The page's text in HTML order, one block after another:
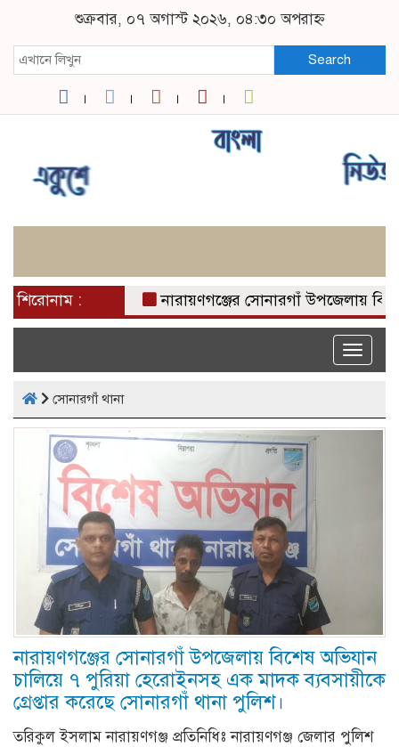
শুক্রবার, ০৭ অগাস্ট ২০২৬, ০৪:৩০ অপরাহ্ন
Search
শিরোনাম : নারায়ণগঞ্জের সোনারগাঁ উপজেলায় বিশেষ
Toggle
সোনারগাঁ থানা
নারায়ণগঞ্জের সোনারগাঁ উপজেলায় বিশেষ অভিযান
চালিয়ে ৭ পুরিয়া হেরোইনসহ এক মাদক ব্যবসায়ীকে
গ্রেপ্তার করেছে সোনারগাঁ থানা পুলিশ।
তরিকুল ইসলাম নারায়ণগঞ্জ প্রতিনিধিঃ নারায়ণগঞ্জ জেলার পুলিশ